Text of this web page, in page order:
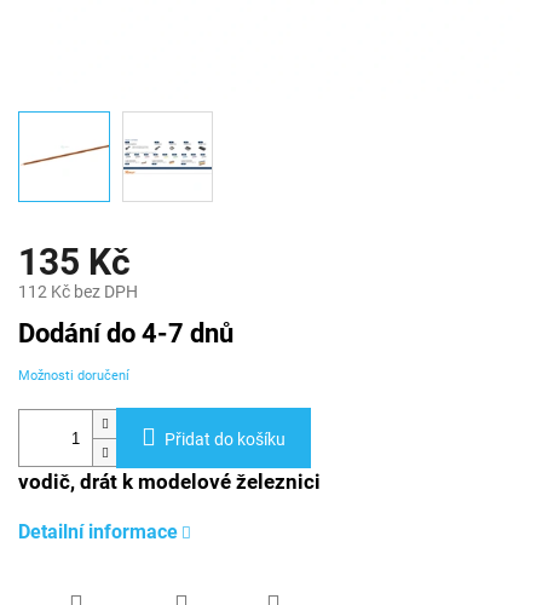
135 Kč
112 Kč bez DPH
Měrná
cena:
Dodání do 4-7 dnů
Možnosti doručení
Přidat do košíku
vodič, drát k modelové železnici
Detailní informace